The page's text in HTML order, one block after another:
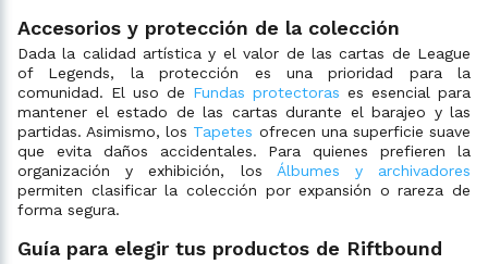
Accesorios y protección de la colección
Dada la calidad artística y el valor de las cartas de League
of Legends, la protección es una prioridad para la
comunidad. El uso de Fundas protectoras es esencial para
mantener el estado de las cartas durante el barajeo y las
partidas. Asimismo, los Tapetes ofrecen una superficie suave
que evita daños accidentales. Para quienes prefieren la
organización y exhibición, los Álbumes y archivadores
permiten clasificar la colección por expansión o rareza de
forma segura.
Guía para elegir tus productos de Riftbound